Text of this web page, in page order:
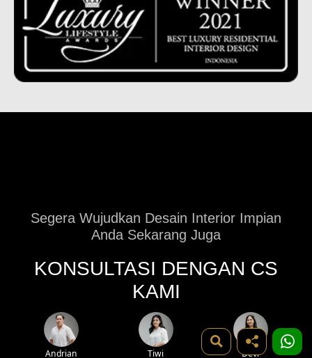
Segera Wujudkan Desain Interior Impian
Anda Sekarang Juga
KONSULTASI DENGAN CS
KAMI
Andrian Tiwi Devi